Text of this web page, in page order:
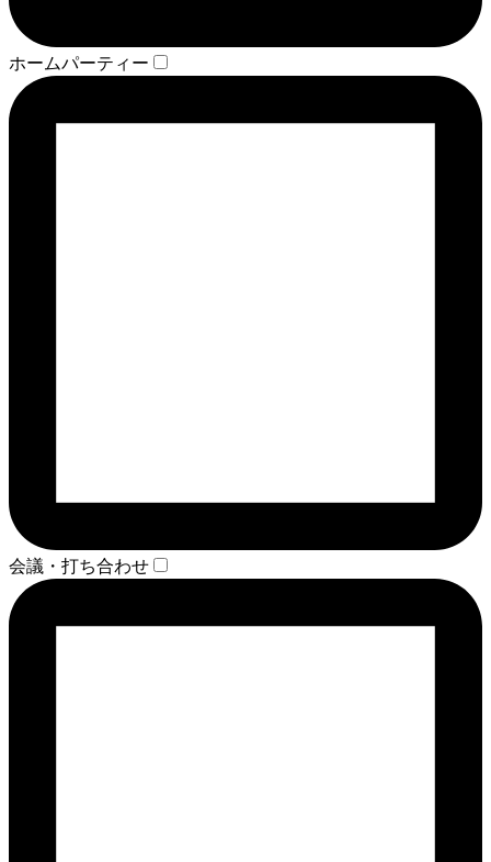
ホームパーティー
会議・打ち合わせ